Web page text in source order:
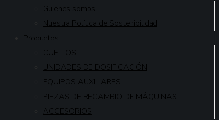
Guienes somos
Nuestra Política de Sostenibilidad
Productos
CUELLOS
UNIDADES DE DOSIFICACIÓN
EQUIPOS AUXILIARES
PIEZAS DE RECAMBIO DE MÁQUINAS
ACCESORIOS